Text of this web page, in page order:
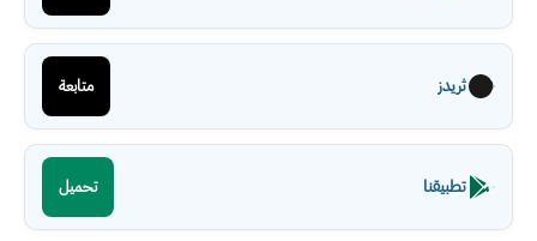
ثريدز متابعة
تطبيقنا تحميل